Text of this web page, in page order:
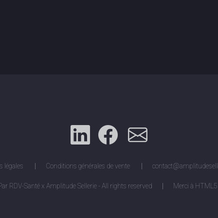
légales Conditions générales de vente
RDV-Santé x Amplitude Sellerie - All rights reserved Merci à